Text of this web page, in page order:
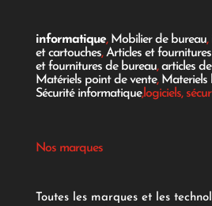
informatique, Mobilier de bureau,
et cartouches,Articles et fournitures
et fournitures de bureau,articles
Matériels point de vente, Materiels
Sécurité informatique,logiciels,
Nos marques
Toutes les marques et les